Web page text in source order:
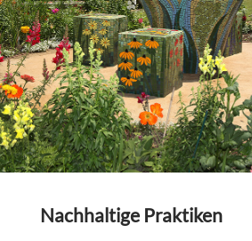
Nachhaltige Praktiken